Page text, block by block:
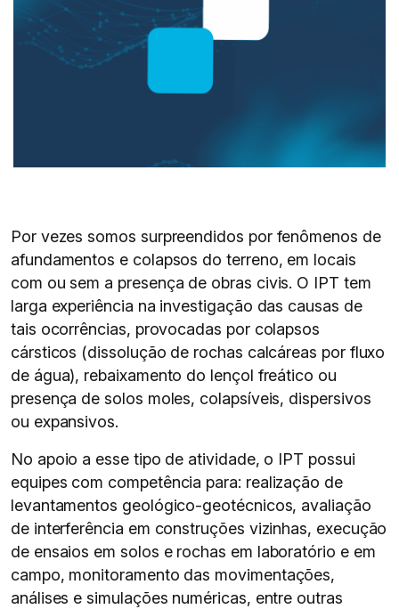
Por vezes somos surpreendidos por fenômenos de
afundamentos e colapsos do terreno, em locais
com ou sem a presença de obras civis. O IPT tem
larga experiência na investigação das causas de
tais ocorrências, provocadas por colapsos
cársticos (dissolução de rochas calcáreas por fluxo
de água), rebaixamento do lençol freático ou
presença de solos moles, colapsíveis, dispersivos
ou expansivos.
No apoio a esse tipo de atividade, o IPT possui
equipes com competência para: realização de
levantamentos geológico-geotécnicos, avaliação
de interferência em construções vizinhas, execução
de ensaios em solos e rochas em laboratório e em
campo, monitoramento das movimentações,
análises e simulações numéricas, entre outras